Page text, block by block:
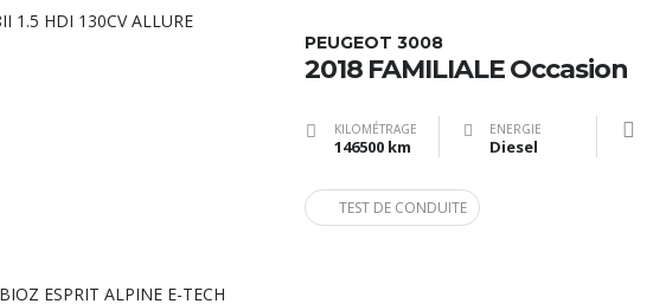
PEUGEOT 3008
2018 FAMILIALE Occasion
KILOMÉTRAGE
146500 km
ENERGIE
Diesel
TEST DE CONDUITE